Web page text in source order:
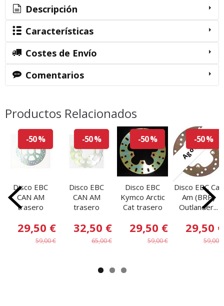
Descripción
Características
Costes de Envío
Comentarios
Productos Relacionados
-50 %
Disco EBC
CAN AM
trasero
29,50 €
59,00 €
-50 %
Disco EBC
CAN AM
trasero
32,50 €
65,00 €
-50 %
Disco EBC
Kymco Arctic
Cat trasero
29,50 €
59,00 €
Agotado
-50 %
Disco EBC Can
Am (BRP)
Outlander...
29,50 €
59,00 €